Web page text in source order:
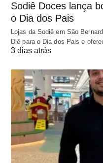
Sodiê Doces lança
o Dia dos Pais
Lojas da Sodiê em São
Diê para o Dia dos Pais e
3 dias atrás